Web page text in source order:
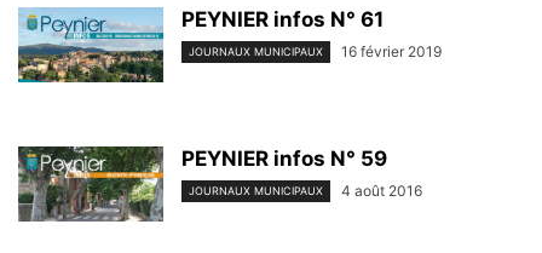
PEYNIER infos N° 61
JOURNAUX MUNICIPAUX 16 février 2019
PEYNIER infos N° 59
JOURNAUX MUNICIPAUX 4 août 2016